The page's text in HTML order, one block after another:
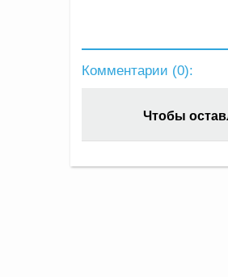
Комментарии (0):
Чтобы